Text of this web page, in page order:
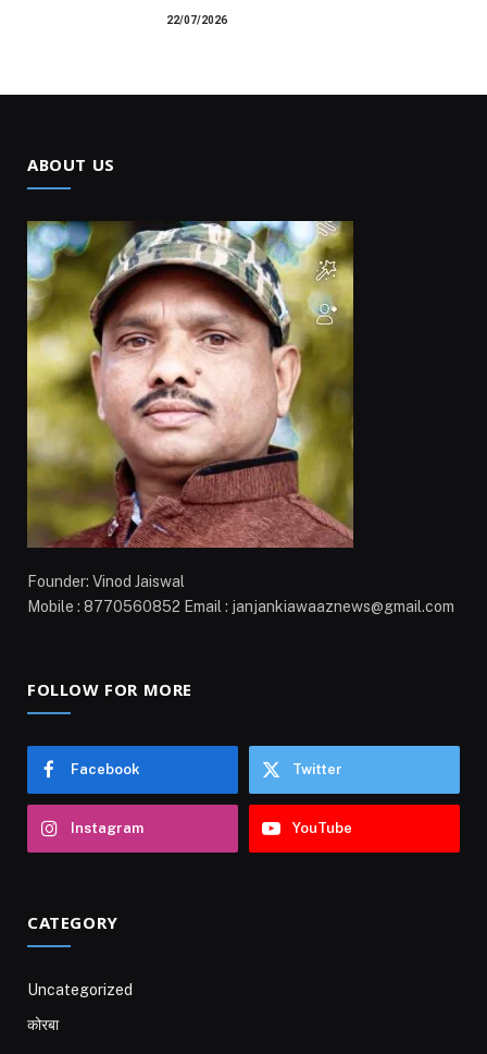
22/07/2026
ABOUT US
Founder: Vinod Jaiswal
Mobile : 8770560852 Email : janjankiawaaznews@gmail.com
FOLLOW FOR MORE
Facebook Twitter
Instagram YouTube
CATEGORY
Uncategorized
कोरबा